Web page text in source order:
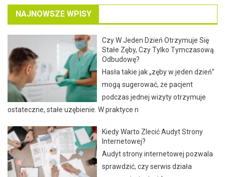
NAJNOWSZE WPISY
Czy W Jeden Dzień Otrzymuje Się
Stałe Zęby, Czy Tylko Tymczasową
Odbudowę?
Hasła takie jak „zęby w jeden dzień”
mogą sugerować, że pacjent
podczas jednej wizyty otrzymuje
ostateczne, stałe uzębienie. W praktyce n
Kiedy Warto Zlecić Audyt Strony
Internetowej?
Audyt strony internetowej pozwala
sprawdzić, czy serwis działa